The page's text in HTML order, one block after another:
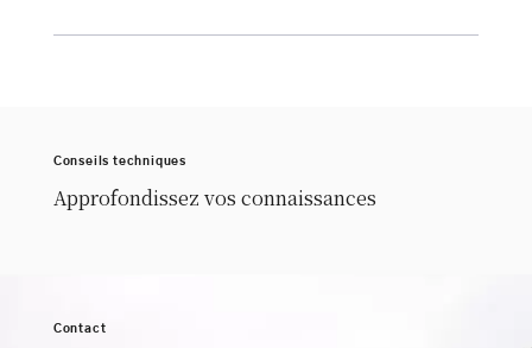
Conseils techniques
Approfondissez vos connaissances
Contact